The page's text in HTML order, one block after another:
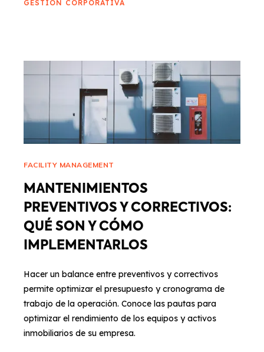
GESTIÓN CORPORATIVA
FACILITY MANAGEMENT
MANTENIMIENTOS
PREVENTIVOS Y CORRECTIVOS:
QUÉ SON Y CÓMO
IMPLEMENTARLOS
Hacer un balance entre preventivos y correctivos
permite optimizar el presupuesto y cronograma de
trabajo de la operación. Conoce las pautas para
optimizar el rendimiento de los equipos y activos
inmobiliarios de su empresa.